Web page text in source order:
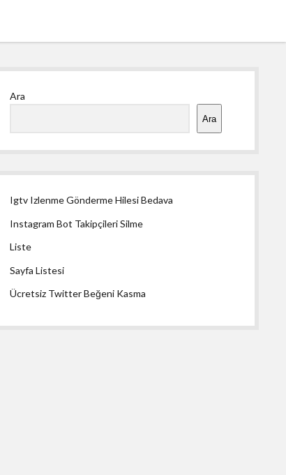
Ara
Ara
Igtv Izlenme Gönderme Hilesi Bedava
Instagram Bot Takipçileri Silme
Liste
Sayfa Listesi
Ücretsiz Twitter Beğeni Kasma